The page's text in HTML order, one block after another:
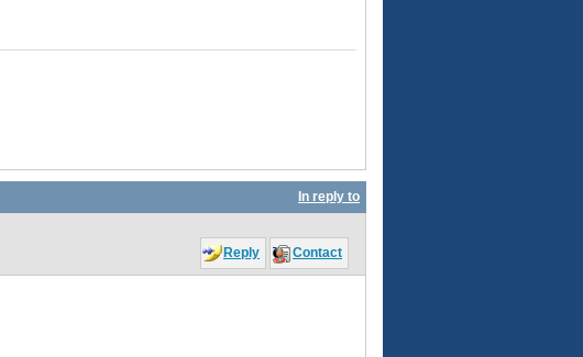
In reply to
Reply Contact